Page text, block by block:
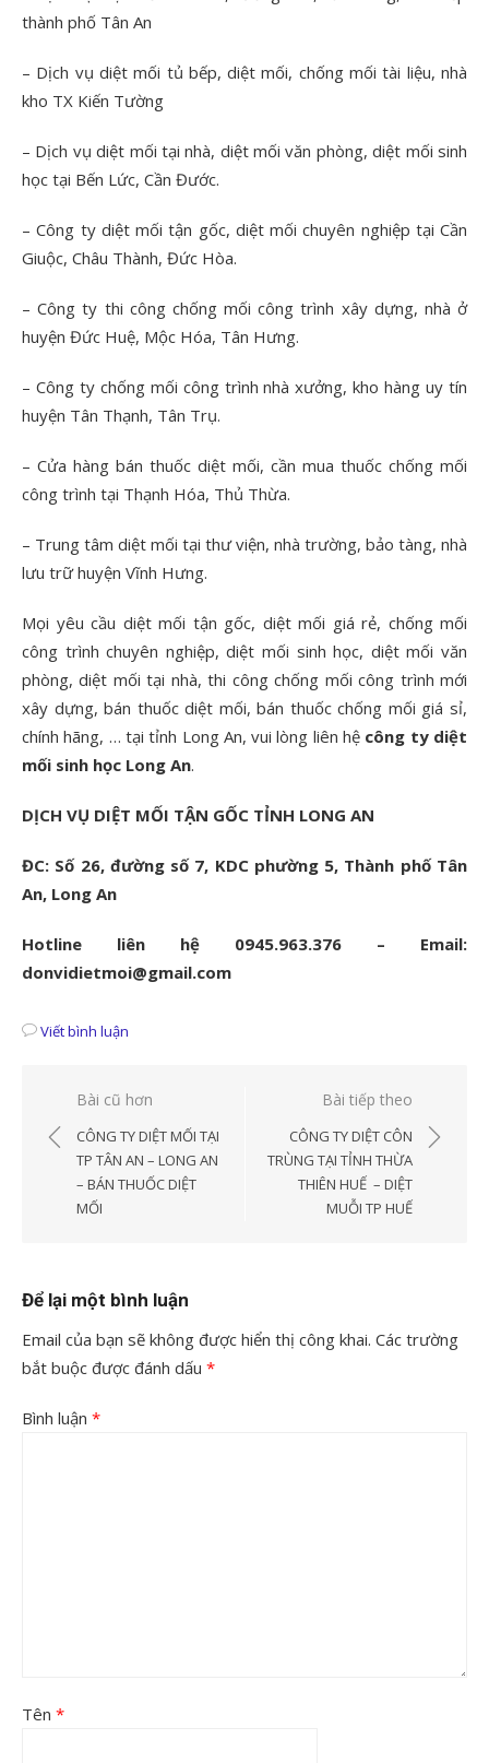
thành phố Tân An
– Dịch vụ diệt mối tủ bếp, diệt mối, chống mối tài liệu, nhà
kho TX Kiến Tường
– Dịch vụ diệt mối tại nhà, diệt mối văn phòng, diệt mối sinh
học tại Bến Lức, Cần Đước.
– Công ty diệt mối tận gốc, diệt mối chuyên nghiệp tại Cần
Giuộc, Châu Thành, Đức Hòa.
– Công ty thi công chống mối công trình xây dựng, nhà ở
huyện Đức Huệ, Mộc Hóa, Tân Hưng.
– Công ty chống mối công trình nhà xưởng, kho hàng uy tín
huyện Tân Thạnh, Tân Trụ.
– Cửa hàng bán thuốc diệt mối, cần mua thuốc chống mối
công trình tại Thạnh Hóa, Thủ Thừa.
– Trung tâm diệt mối tại thư viện, nhà trường, bảo tàng, nhà
lưu trữ huyện Vĩnh Hưng.
Mọi yêu cầu diệt mối tận gốc, diệt mối giá rẻ, chống mối
công trình chuyên nghiệp, diệt mối sinh học, diệt mối văn
phòng, diệt mối tại nhà, thi công chống mối công trình mới
xây dựng, bán thuốc diệt mối, bán thuốc chống mối giá sỉ,
chính hãng, … tại tỉnh Long An, vui lòng liên hệ công ty diệt
mối sinh học Long An.
DỊCH VỤ DIỆT MỐI TẬN GỐC TỈNH LONG AN
ĐC: Số 26, đường số 7, KDC phường 5, Thành phố Tân
An, Long An
Hotline liên hệ 0945.963.376 – Email:
donvidietmoi@gmail.com
Viết bình luận
Điều
hướng
viết
Bài cũ hơn
CÔNG TY DIỆT MỐI TẠI
TP TÂN AN – LONG AN
– BÁN THUỐC DIỆT
MỐI
Bài tiếp theo
CÔNG TY DIỆT CÔN
TRÙNG TẠI TỈNH THỪA
THIÊN HUẾ – DIỆT
MUỖI TP HUẾ
Để lại một bình luận
Email của bạn sẽ không được hiển thị công khai. Các trường
bắt buộc được đánh dấu *
Bình luận *
Tên *